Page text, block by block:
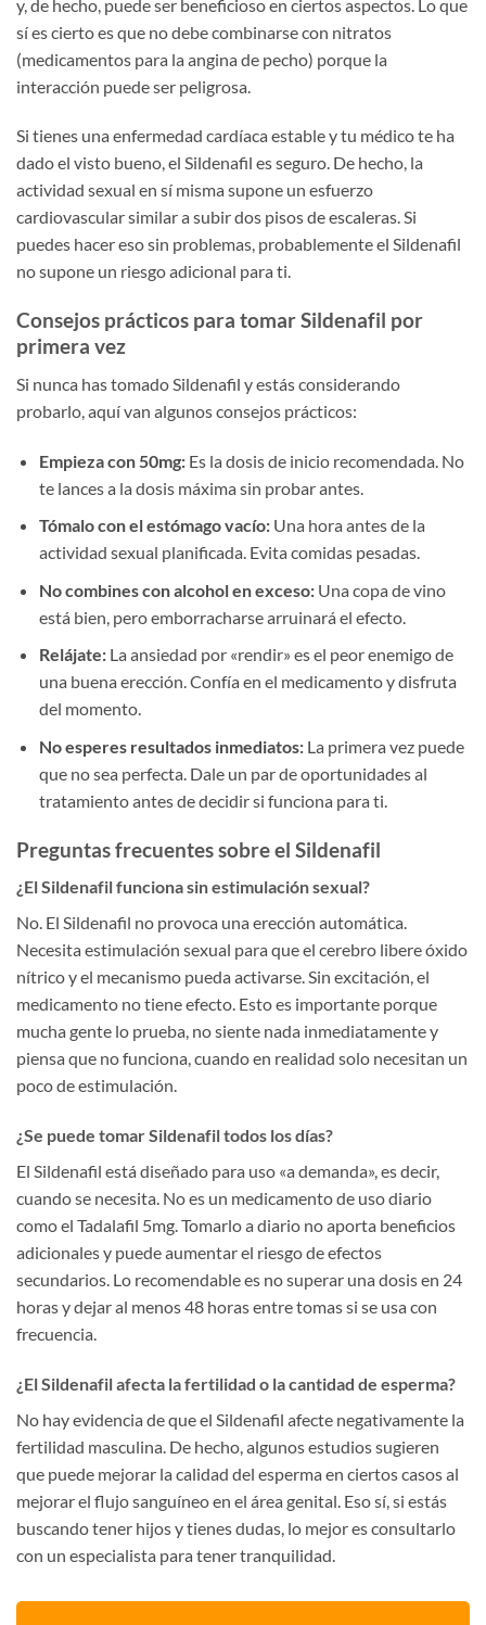
y, de hecho, puede ser beneficioso en ciertos aspectos. Lo que
sí es cierto es que no debe combinarse con nitratos
(medicamentos para la angina de pecho) porque la
interacción puede ser peligrosa.
Si tienes una enfermedad cardíaca estable y tu médico te ha
dado el visto bueno, el Sildenafil es seguro. De hecho, la
actividad sexual en sí misma supone un esfuerzo
cardiovascular similar a subir dos pisos de escaleras. Si
puedes hacer eso sin problemas, probablemente el Sildenafil
no supone un riesgo adicional para ti.
Consejos prácticos para tomar Sildenafil por
primera vez
Si nunca has tomado Sildenafil y estás considerando
probarlo, aquí van algunos consejos prácticos:
Empieza con 50mg:Es la dosis de inicio recomendada. No
te lances a la dosis máxima sin probar antes.
Tómalo con el estómago vacío:Una hora antes de la
actividad sexual planificada. Evita comidas pesadas.
No combines con alcohol en exceso:Una copa de vino
está bien, pero emborracharse arruinará el efecto.
Relájate:La ansiedad por «rendir» es el peor enemigo de
una buena erección. Confía en el medicamento y disfruta
del momento.
No esperes resultados inmediatos:La primera vez puede
que no sea perfecta. Dale un par de oportunidades al
tratamiento antes de decidir si funciona para ti.
Preguntas frecuentes sobre el Sildenafil
¿El Sildenafil funciona sin estimulación sexual?
No. El Sildenafil no provoca una erección automática.
Necesita estimulación sexual para que el cerebro libere óxido
nítrico y el mecanismo pueda activarse. Sin excitación, el
medicamento no tiene efecto. Esto es importante porque
mucha gente lo prueba, no siente nada inmediatamente y
piensa que no funciona, cuando en realidad solo necesitan un
poco de estimulación.
¿Se puede tomar Sildenafil todos los días?
El Sildenafil está diseñado para uso «a demanda», es decir,
cuando se necesita. No es un medicamento de uso diario
como el Tadalafil 5mg. Tomarlo a diario no aporta beneficios
adicionales y puede aumentar el riesgo de efectos
secundarios. Lo recomendable es no superar una dosis en 24
horas y dejar al menos 48 horas entre tomas si se usa con
frecuencia.
¿El Sildenafil afecta la fertilidad o la cantidad de esperma?
No hay evidencia de que el Sildenafil afecte negativamente la
fertilidad masculina. De hecho, algunos estudios sugieren
que puede mejorar la calidad del esperma en ciertos casos al
mejorar el flujo sanguíneo en el área genital. Eso sí, si estás
buscando tener hijos y tienes dudas, lo mejor es consultarlo
con un especialista para tener tranquilidad.